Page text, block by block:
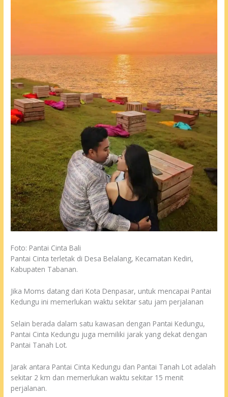
Foto: Pantai Cinta Bali
Pantai Cinta terletak di Desa Belalang, Kecamatan Kediri,
Kabupaten Tabanan.
Jika Moms datang dari Kota Denpasar, untuk mencapai Pantai
Kedungu ini memerlukan waktu sekitar satu jam perjalanan
Selain berada dalam satu kawasan dengan Pantai Kedungu,
Pantai Cinta Kedungu juga memiliki jarak yang dekat dengan
Pantai Tanah Lot.
Jarak antara Pantai Cinta Kedungu dan Pantai Tanah Lot adalah
sekitar 2 km dan memerlukan waktu sekitar 15 menit
perjalanan.